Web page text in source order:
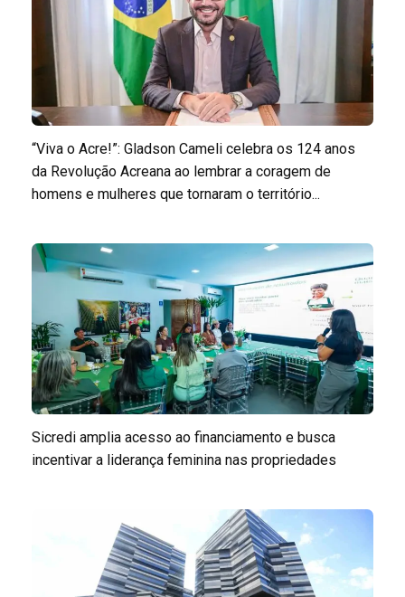
“Viva o Acre!”: Gladson Cameli celebra os 124 anos
da Revolução Acreana ao lembrar a coragem de
homens e mulheres que tornaram o território...
Sicredi amplia acesso ao financiamento e busca
incentivar a liderança feminina nas propriedades